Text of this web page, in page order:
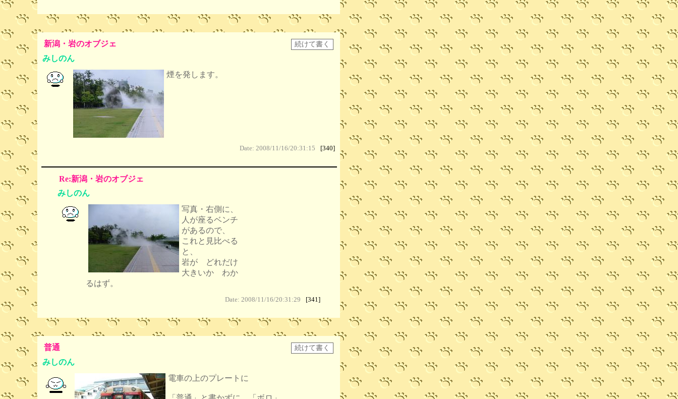
新潟・岩のオブジェ
みしのん
煙を発します。
Date: 2008/11/16/20:31:15 [340]
Re:新潟・岩のオブジェ
みしのん
写真・右側に、
人が座るベンチ
があるので、
これと見比べる
と、
岩が どれだけ
大きいか わか
るはず。
Date: 2008/11/16/20:31:29 [341]
普通
みしのん
電車の上のプレートに